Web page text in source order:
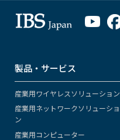
製品・サービス
産業用ワイヤレスソリューション
産業用ネットワークソリューショ
ン
産業用コンピューター